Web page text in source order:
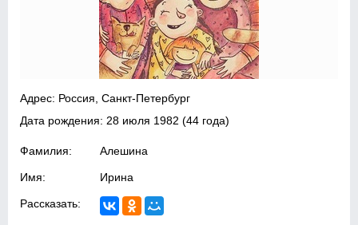
Адрес: Россия, Санкт-Петербург
Дата рождения: 28 июля 1982 (44 года)
Фамилия: Алешина
Имя: Ирина
Рассказать: